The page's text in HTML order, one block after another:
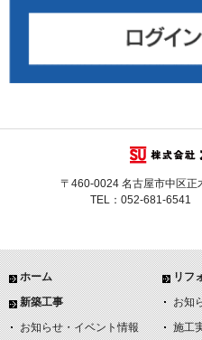
〒460-0024 名古屋市中区
TEL：052-681-
ホーム
新築工事
お知らせ・イベント情報
リフ
お知
施工